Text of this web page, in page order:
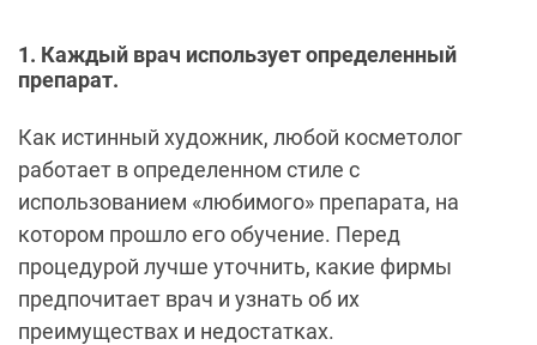
1. Каждый врач использует определенный
препарат.
Как истинный художник, любой косметолог
работает в определенном стиле с
использованием «любимого» препарата, на
котором прошло его обучение. Перед
процедурой лучше уточнить, какие фирмы
предпочитает врач и узнать об их
преимуществах и недостатках.